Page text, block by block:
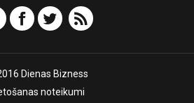
Dienas Bizness
noteikumi